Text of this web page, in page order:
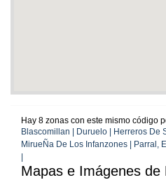
Hay 8 zonas con este mismo código
Blascomillan | Duruelo | Herreros De
MirueÑa De Los Infanzones | Parral,
Mapas e Imágenes de